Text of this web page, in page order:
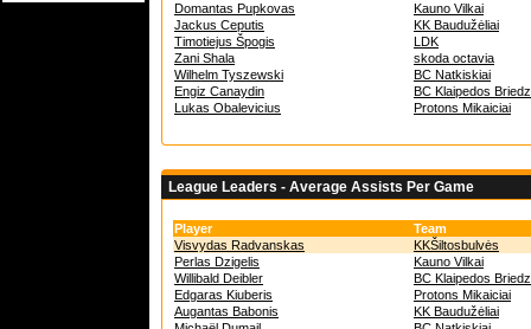
Domantas Pupkovas
Kauno Vilkai
Jackus Ceputis
KK Baudužėliai
Timotiejus Špogis
LDK
Zani Shala
skoda octavia
Wilhelm Tyszewski
BC Natkiskiai
Engiz Canaydin
BC Klaipedos
Lukas Obalevicius
Protons Mikaiciai
League Leaders - Average Assists Per Game
Player
Team
Visvydas Radvanskas
KKŠiltosbulvės
Perlas Dzigelis
Kauno Vilkai
Willibald Deibler
BC Klaipedos
Edgaras Kiuberis
Protons Mikaiciai
Augantas Babonis
KK Baudužėliai